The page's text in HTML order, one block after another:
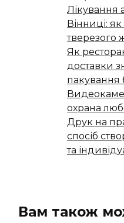
Лікування
Вінниці:
тверезого
Як
доставки
пакування
охрана
Друк на
спосіб
та
Вам також